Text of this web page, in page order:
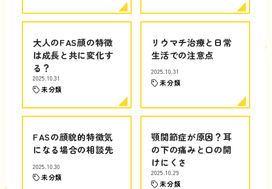
大人のFAS顔の特徴
は成長と共に変化す
る？
2025.10.31
未分類
リウマチ治療と日常
生活での注意点
2025.10.31
未分類
FASの顔貌的特徴気
になる場合の相談先
2025.10.30
未分類
顎関節症が原因？耳
の下の痛みと口の開
けにくさ
2025.10.29
未分類